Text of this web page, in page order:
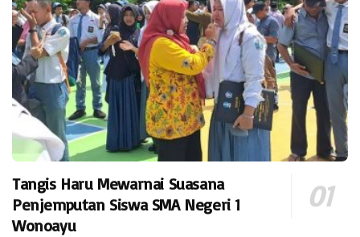
Tangis Haru Mewarnai Suasana
Penjemputan Siswa SMA Negeri 1
Wonoayu